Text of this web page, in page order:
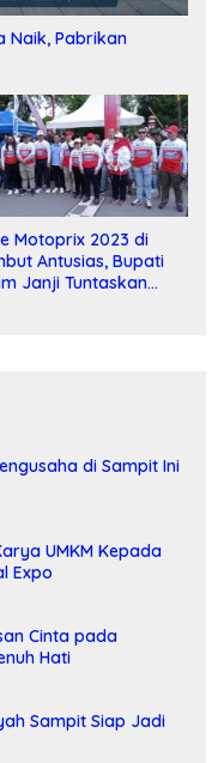
Naik, Pabrikan
Motoprix 2023 di
Antusias, Bupati
Janji Tuntaskan
di Sampit Ini
UMKM Kepada
Expo
Cinta pada
Hati
Sampit Siap Jadi